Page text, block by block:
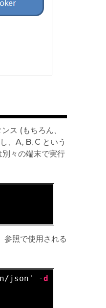
ス (もちろん、
、A, B, C という
々の端末で実行
参照で使用される
json' -d